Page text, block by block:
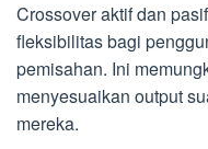
Crossover aktif dan
fleksibilitas bagi
pemisahan. Ini
menyesuaikan output
mereka.